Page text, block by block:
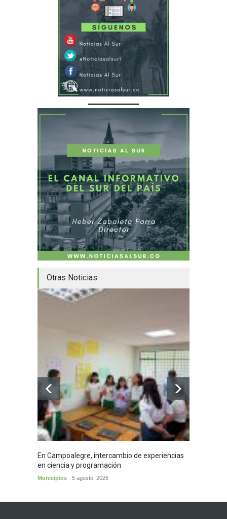
Otras Noticias
En Campoalegre, intercambio de experiencias
en ciencia y programación
Municipios 5 agosto, 2026